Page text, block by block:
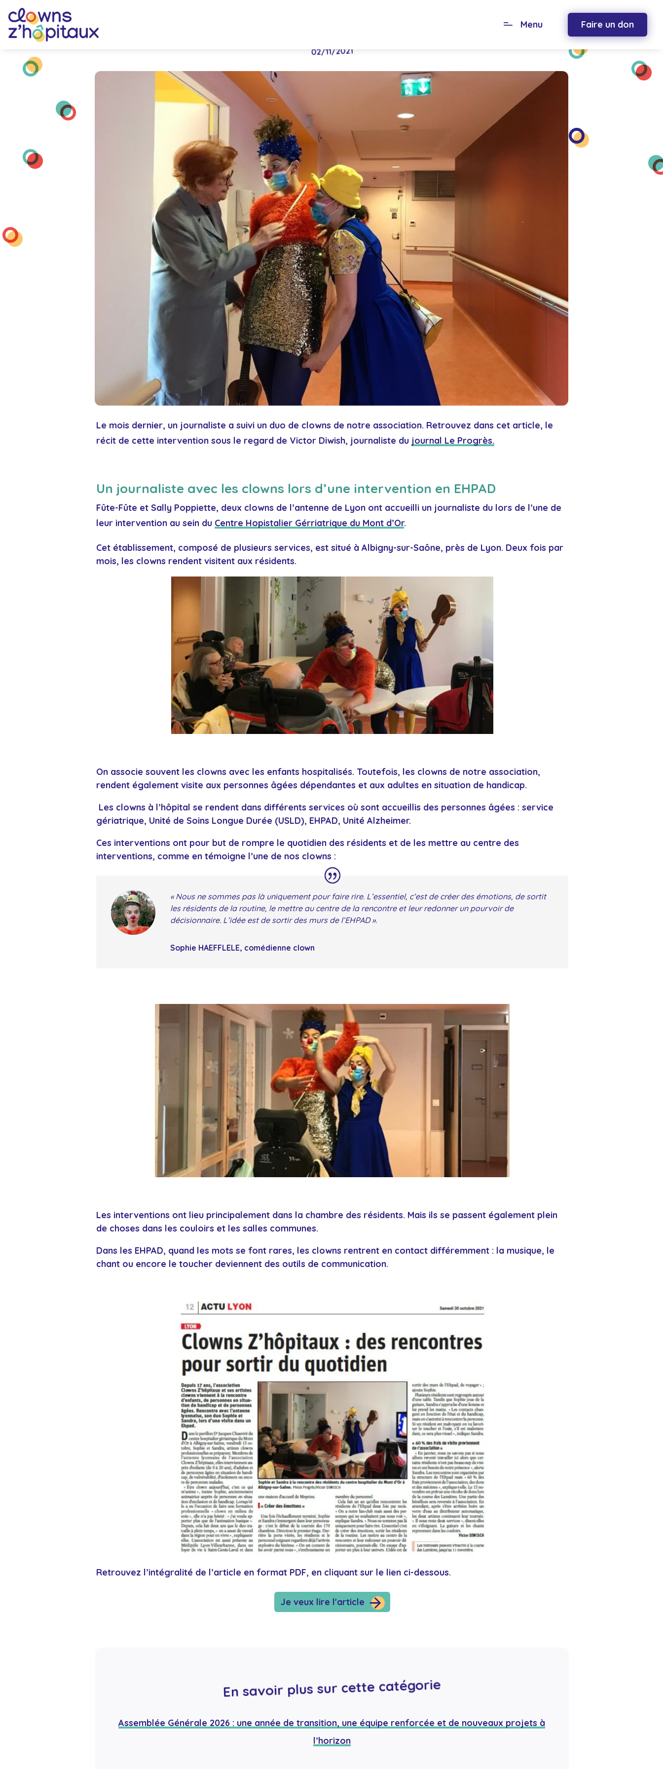
Menu Faire un don
La presse parle des visites des clowns en EHPAD
02/11/2021
Le mois dernier, un journaliste a suivi un duo de clowns de notre association. Retrouvez dans cet article, le
récit de cette intervention sous le regard de Victor Diwish, journaliste du journal Le Progrès.
Un journaliste avec les clowns lors d’une intervention en EHPAD
Fûte-Fûte et Sally Poppiette, deux clowns de l’antenne de Lyon ont accueilli un journaliste du lors de l’une de
leur intervention au sein du Centre Hopistalier Gérriatrique du Mont d’Or.
Cet établissement, composé de plusieurs services, est situé à Albigny-sur-Saône, près de Lyon. Deux fois par
mois, les clowns rendent visitent aux résidents.
On associe souvent les clowns avec les enfants hospitalisés. Toutefois, les clowns de notre association,
rendent également visite aux personnes âgées dépendantes et aux adultes en situation de handicap.
Les clowns à l’hôpital se rendent dans différents services où sont accueillis des personnes âgées : service
gériatrique, Unité de Soins Longue Durée (USLD), EHPAD, Unité Alzheimer.
Ces interventions ont pour but de rompre le quotidien des résidents et de les mettre au centre des
interventions, comme en témoigne l’une de nos clowns :
« Nous ne sommes pas là uniquement pour faire rire. L’essentiel, c’est de créer des émotions, de sortit
les résidents de la routine, le mettre au centre de la rencontre et leur redonner un pourvoir de
décisionnaire. L’idée est de sortir des murs de l’EHPAD ».
Sophie HAEFFLELE, comédienne clown
Les interventions ont lieu principalement dans la chambre des résidents. Mais ils se passent également plein
de choses dans les couloirs et les salles communes.
Dans les EHPAD, quand les mots se font rares, les clowns rentrent en contact différemment : la musique, le
chant ou encore le toucher deviennent des outils de communication.
Retrouvez l’intégralité de l’article en format PDF, en cliquant sur le lien ci-dessous.
Je veux lire l'article
En savoir plus sur cette catégorie
Assemblée Générale 2026 : une année de transition, une équipe renforcée et de nouveaux projets à
l’horizon